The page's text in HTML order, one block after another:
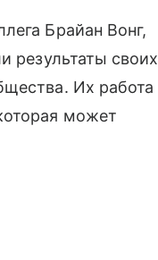
Брайан Вонг,
результаты своих
Их работа
может